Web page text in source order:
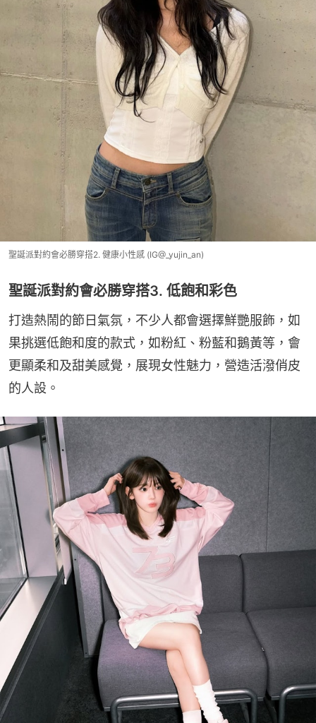
聖誕派對約會必勝穿搭2. 健康小性感 (IG@_yujin_an)
聖誕派對約會必勝穿搭3. 低飽和彩色
打造熱鬧的節日氣氛，不少人都會選擇鮮艷服飾，如
果挑選低飽和度的款式，如粉紅、粉藍和鵝黃等，會
更顯柔和及甜美感覺，展現女性魅力，營造活潑俏皮
的人設。